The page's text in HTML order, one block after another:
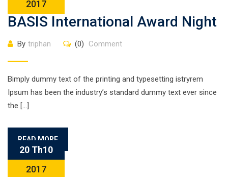
2017
BASIS International Award Night
By triphan (0) Comment
Bimply dummy text of the printing and typesetting istryrem
Ipsum has been the industry’s standard dummy text ever since
the […]
READ MORE
20 Th10
2017